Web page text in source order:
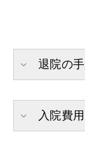
退院の
入院費